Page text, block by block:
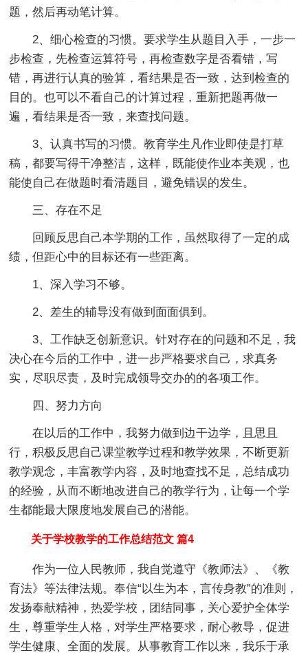
题，然后再动笔计算。
2、细心检查的习惯。要求学生从题目入手，一步一
步检查，先检查运算符号，再检查数字是否看错，写
错，再进行认真的验算，看结果是否一致，达到检查的
目的。也可以不看自己的计算过程，重新把题再做一
遍，看结果是否一致，来查找问题。
3、认真书写的习惯。教育学生凡作业即使是打草
稿，都要写得干净整洁，这样，既能使作业本美观，也
能使自己在做题时看清题目，避免错误的发生。
三、存在不足
回顾反思自己本学期的工作，虽然取得了一定的成
绩，但距心中的目标还有一些距离。
1、深入学习不够。
2、差生的辅导没有做到面面俱到。
3、工作缺乏创新意识。针对存在的问题和不足，我
决心在今后的工作中，进一步严格要求自己，求真务
实，尽职尽责，及时完成领导交办的的各项工作。
四、努力方向
在以后的工作中，我努力做到边干边学，且思且
行，积极反思自己课堂教学过程和教学效果，不断更新
教学观念，丰富教学内容，及时地查找不足，总结成功
的经验，从而不断地改进自己的教学行为，让每一个学
生都能最大限度地发展自己的潜能。
关于学校教学的工作总结范文 篇4
作为一位人民教师，我自觉遵守《教师法》、《教
育法》等法律法规。奉信“以生为本，言传身教”的准则，
发扬奉献精神，热爱学校，团结同事，关心爱护全体学
生，尊重学生人格，对学生严格要求，耐心教导，促进
学生健康、全面的发展。从事教育工作以来，我乐于承